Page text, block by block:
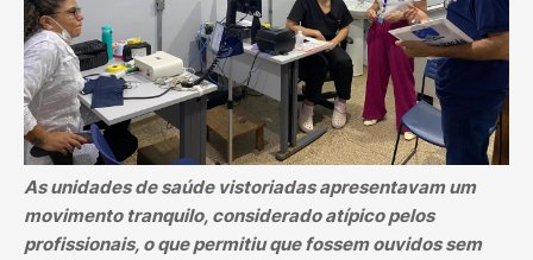
As unidades de saúde vistoriadas apresentavam um
movimento tranquilo, considerado atípico pelos
profissionais, o que permitiu que fossem ouvidos sem